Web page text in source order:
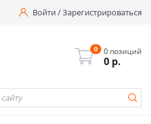
Войти/Зарегистрироваться
0 0 позиций
0 р.